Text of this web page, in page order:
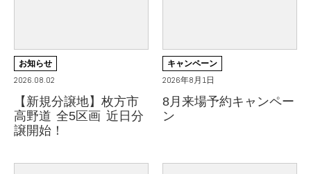
お知らせ
2026.08.02
【新規分譲地】枚方市
高野道 全5区画 近日分
譲開始！
キャンペーン
2026年8月1日
8月来場予約キャンペー
ン